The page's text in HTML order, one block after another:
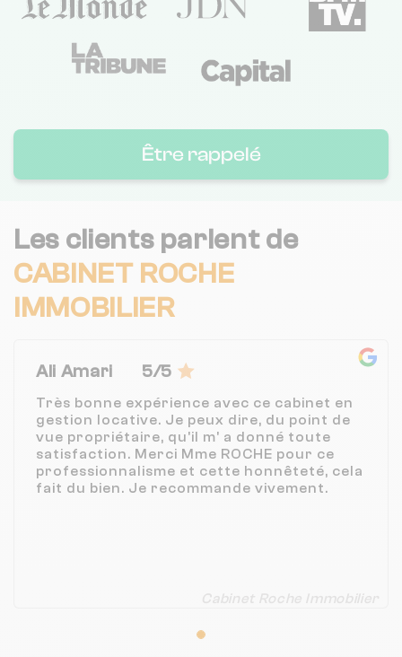
Être rappelé
Les clients parlent de
CABINET ROCHE
IMMOBILIER
Ali Amari 5/5
Très bonne expérience avec ce cabinet en
gestion locative. Je peux dire, du point de
vue propriétaire, qu'il m' a donné toute
satisfaction. Merci Mme ROCHE pour ce
professionnalisme et cette honnêteté, cela
fait du bien. Je recommande vivement.
Cabinet Roche Immobilier